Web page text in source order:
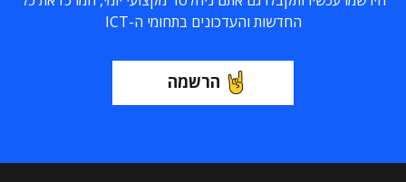
החדשות והעדכונים בתחומי ה-ICT
הרשמה